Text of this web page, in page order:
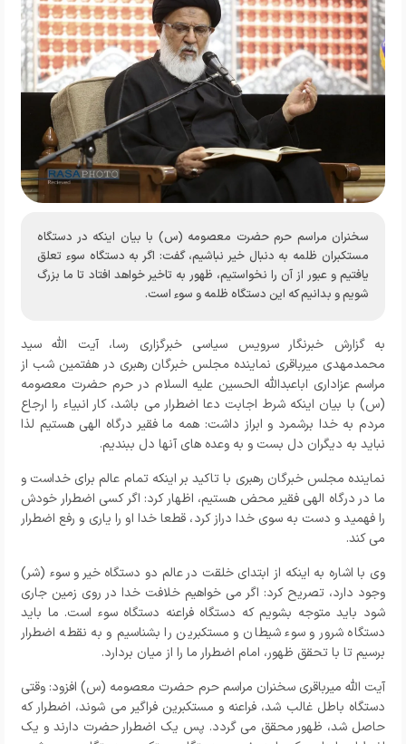
سخنران مراسم حرم حضرت معصومه (س) با بیان اینکه در دستگاه
مستکبران ظلمه به دنبال خیر نباشیم، گفت: اگر به دستگاه سوء تعلق
یافتیم و عبور از آن را نخواستیم، ظهور به تاخیر خواهد افتاد تا ما بزرگ
شویم و بدانیم که این دستگاه ظلمه و سوء است.
به گزارش خبرنگارسرویس سیاسی خبرگزاری رسا، آیت الله سید
محمدمهدی میرباقری نماینده مجلس خبرگان رهبری درهفتمین شب از
مراسم عزاداری اباعبدالله الحسین علیه السلام در حرم حضرت معصومه
(س) با بیان اینکه شرط اجابت دعا اضطرار می باشد، کار انبیاء را ارجاع
مردم به خدا برشمرد و ابراز داشت: همه ما فقیر درگاه الهی هستیم لذا
نباید به دیگران دل بست و به وعده های آنها دل ببندیم.
نماینده مجلس خبرگان رهبری با تاکید بر اینکه تمام عالم برای خداست و
ما در درگاه الهی فقیر محض هستیم، اظهار کرد: اگر کسی اضطرار خودش
را فهمید و دست به سوی خدا دراز کرد، قطعا خدا او را یاری و رفع اضطرار
می کند.
وی با اشاره به اینکه از ابتدای خلقت در عالم دو دستگاه خیر و سوء (شر)
وجود دارد، تصریح کرد: اگر می خواهیم خلافت خدا در روی زمین جاری
شود باید متوجه بشویم که دستگاه فراعنه دستگاه سوء است. ما باید
دستگاه شرور و سوء شیطان و مستکبرین را بشناسیم و به نقطه اضطرار
برسیم تا با تحقق ظهور، امام اضطرار ما را از میان بردارد.
آیت الله میرباقری سخنران مراسم حرم حضرت معصومه (س) افزود: وقتی
دستگاه باطل غالب شد، فراعنه و مستکبرین فراگیر می شوند، اضطرار که
حاصل شد، ظهور محقق می گردد. پس یک اضطرار حضرت دارند و یک